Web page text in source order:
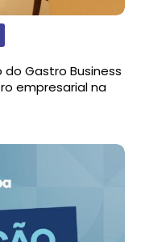
do Gastro Business
empresarial na